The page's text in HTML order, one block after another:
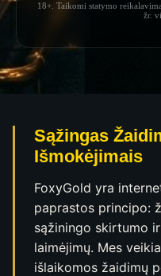
18+. Taikomi statymo
žr.
Sąžingas
Išmokėjimais
FoxyGold yra
paprastos principo:
sąžiningo skirtumo
laimėjimų. Mes
išlaikomos žaidimų